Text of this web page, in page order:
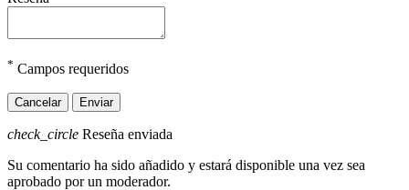
* Campos requeridos
Cancelar Enviar
check_circle Reseña enviada
Su comentario ha sido añadido y estará disponible una vez sea
aprobado por un moderador.